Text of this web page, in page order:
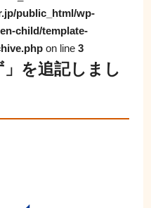
public_html/wp-
child/template-
on line 3
を追記しまし